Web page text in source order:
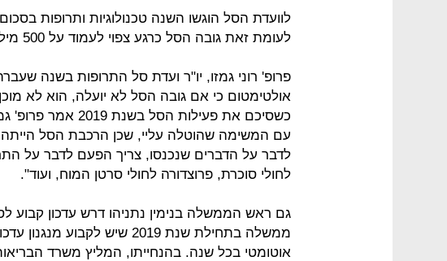
לוועדת הסל הוגשו השנה טכנולוגיות ותרופות
לעומת זאת גובה הסל כרגע צפוי לעמוד על 500 מיליון שקלים.
פרופ' רוני גמזו, יו"ר ועדת סל התרופות בשנה
אולטימטום כי אם גובה הסל לא יועלה, הוא לא
כשסיכם את פעילות
עם המשימה שהוטלה עליי, שכן הרכבת הסל
לדבר על הדברים שנכנסו, צריך הפעם לדבר על
לחולי סוכרת, פרוצדורה לחולי סרטן המוח, ועוד".
גם ראש הממשלה בנימין נתניהו דרש עדכון קבוע
ממשלה בתחילת שנת 2019 שיש
אוטומטי בכל שנה. בהנחייתו, המליץ משרד